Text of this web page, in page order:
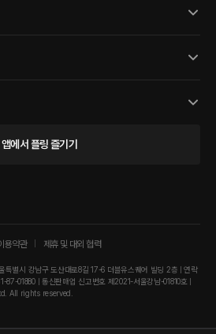
앱에서 플링 즐기기
용약관 제휴 및 대외 협력
특별시 강남구 도산대로8길 17-6 더블유스퀘어 빌딩 2층 | 연락
01880 | 통신판매업 신고번호 제2021-서울강남-01810호 |
All rights reserved.